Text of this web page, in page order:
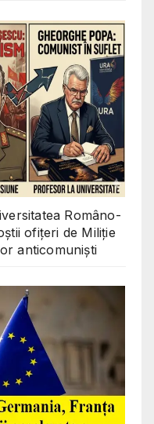
Româno-
ofițeri de Miliție
anticomuniști